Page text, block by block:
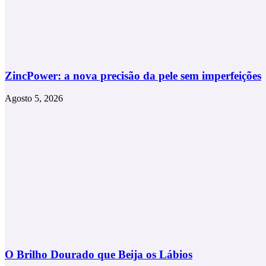
ZincPower: a nova precisão da pele sem imperfeições
Agosto 5, 2026
O Brilho Dourado que Beija os Lábios